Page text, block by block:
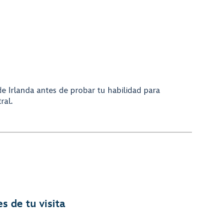
Irlanda antes de probar tu habilidad para
de tu visita